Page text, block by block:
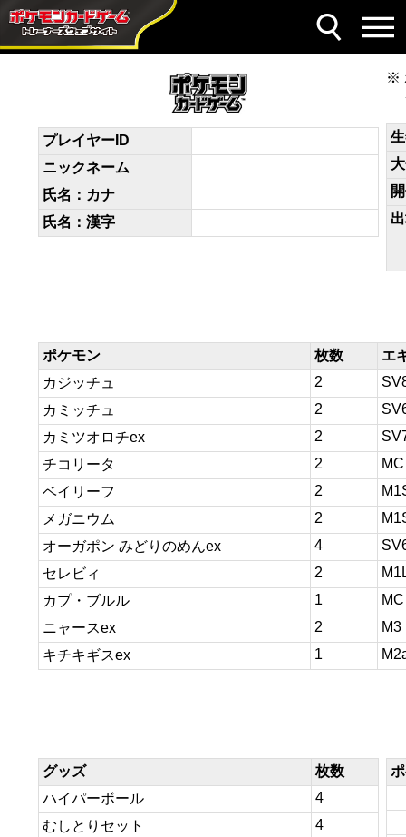
デッキコード
6nQggN-RE2bM7-nnnQQ9
プレイヤーID
ニックネーム
氏名：カナ
氏名：漢字
ポケモン 枚数
エ
カジッチュ
2
カミッチュ
2
カミツオロチex
2
チコリータ
2
MC
ベイリーフ
2
メガニウム
2
オーガポン みどりのめんex
4
セレビィ
2
カプ・ブルル
1
MC
ニャースex
2
M3
キチキギスex
1
グッズ
枚数
ハイパーボール
4
むしとりセット
4